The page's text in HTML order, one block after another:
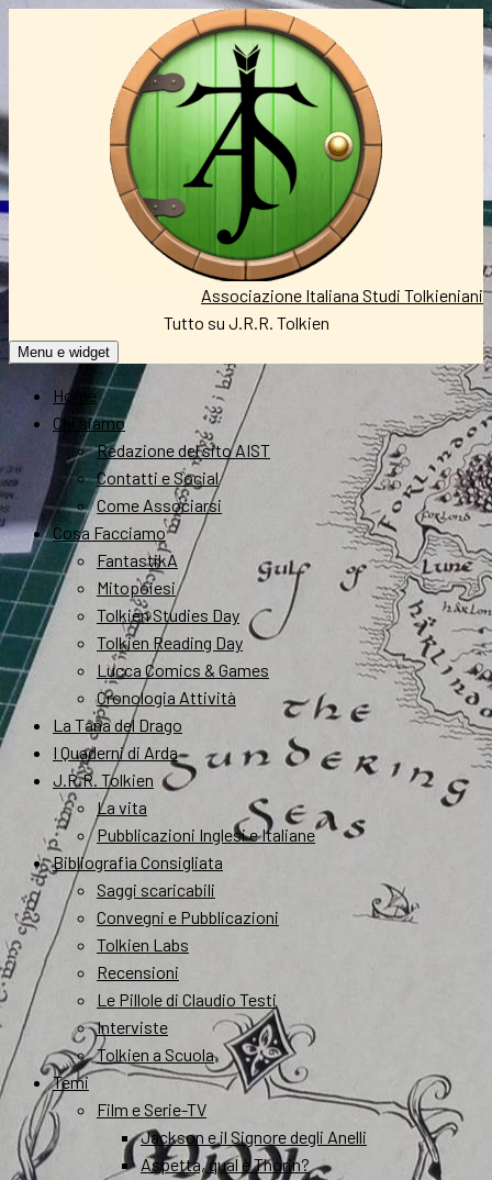
Associazione Italiana Studi Tolkieniani
Tutto su J.R.R. Tolkien
Menu e widget
Home
Chi siamo
Redazione del sito AIST
Contatti e Social
Come Associarsi
Cosa Facciamo
FantastikA
Mitopoiesi
Tolkien Studies Day
Tolkien Reading Day
Lucca Comics & Games
Cronologia Attività
La Tana del Drago
I Quaderni di Arda
J.R.R. Tolkien
La vita
Pubblicazioni Inglesi e Italiane
Bibliografia Consigliata
Saggi scaricabili
Convegni e Pubblicazioni
Tolkien Labs
Recensioni
Le Pillole di Claudio Testi
Interviste
Tolkien a Scuola
Temi
Film e Serie-TV
Jackson e il Signore degli Anelli
Aspetta, qual è Thorin?